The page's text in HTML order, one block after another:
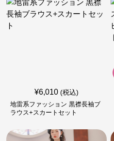
¥6,010 (税込)
地雷系ファッション 黒襟長袖ブ
ラウス+スカートセット